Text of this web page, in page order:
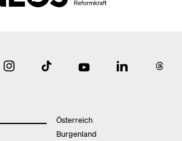
Österreich
Burgenland